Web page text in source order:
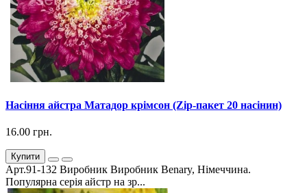
Насіння айстра Матадор крімсон (Zip-пакет 20 насінин)
16.00 грн.
Купити
Арт.91-132 Виробник Виробник Benary, Німеччина.
Популярна серія айстр на зр...